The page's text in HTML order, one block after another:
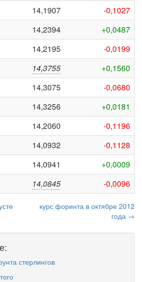
14,1907
-0,1027
14,2394
+0,0487
14,2195
-0,0199
14,3755
+0,1560
14,3075
-0,0680
14,3256
+0,0181
14,2060
-0,1196
14,0932
-0,1128
14,0941
+0,0009
14,0845 -0,0096
курс форинта в октябре 2012
года →
стерлингов